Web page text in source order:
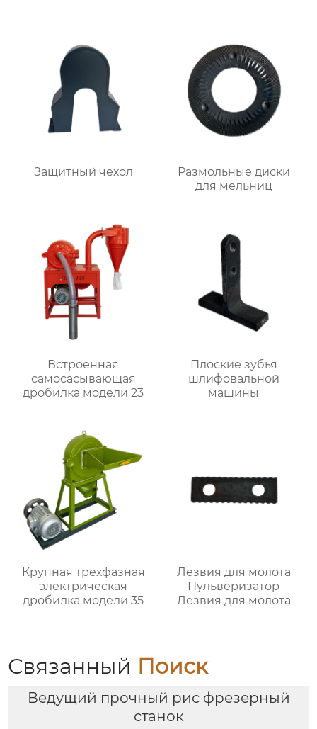
Защитный чехол
Размольные диски
для мельниц
Встроенная
самоcасывающая
дробилка модели 23
Плоские зубья
шлифовальной
машины
Крупная трехфазная
электрическая
дробилка модели 35
Лезвия для молота
Пульверизатор
Лезвия для молота
Связанный Поиск
Ведущий прочный рис фрезерный
станок